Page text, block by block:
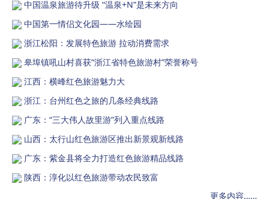
中国温泉旅游待升级 “温泉+N”是未来方向
中国第一情侣文化园——水绘园
浙江松阳：发展特色旅游 拉动消费需求
皋埠镇吼山村喜获“浙江省特色旅游村”荣誉称号
江西：横峰红色旅游魅力大
浙江：台州红色之旅的几条经典线路
广东：“三大伟人故里游”列入重点线路
山西：太行山红色旅游区推出新景观新线路
广东：紫金县将全力打造红色旅游精品线路
陕西：淳化以红色旅游带动农民致富
更多内容……